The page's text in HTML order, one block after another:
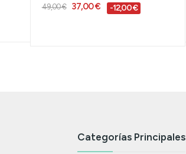
49,00 € 37,00 € -12,00 €
Categorías Principales